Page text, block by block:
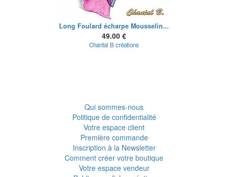
Long Foulard écharpe Mousselin...
49.00 €
Chantal B créations
Qui sommes-nous
Politique de confidentialité
Votre espace client
Première commande
Inscription à la Newsletter
Comment créer votre boutique
Votre espace vendeur